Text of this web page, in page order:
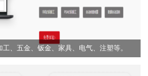
、五金、钣金、家具、电气、注塑等。